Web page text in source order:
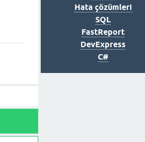
Hata çözümleri
SQL
FastReport
DevExpress
C#